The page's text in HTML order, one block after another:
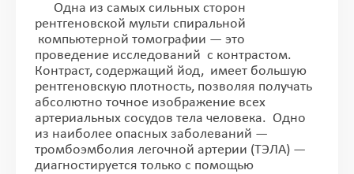
Одна из самых сильных сторон
рентгеновской мульти спиральной
компьютерной томографии — это
проведение исследований с контрастом.
Контраст, содержащий йод, имеет большую
рентгеновскую плотность, позволяя получать
абсолютно точное изображение всех
артериальных сосудов тела человека. Одно
из наиболее опасных заболеваний —
тромбоэмболия легочной артерии (ТЭЛА) —
диагностируется только с помощью